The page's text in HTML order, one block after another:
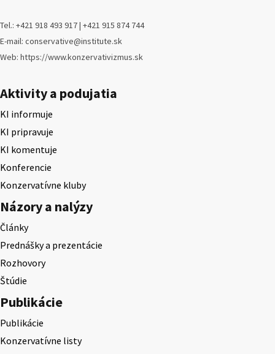
Tel.: +421 918 493 917 | +421 915 874 744
E-mail: conservative@institute.sk
Web: https://www.konzervativizmus.sk
Aktivity a podujatia
KI informuje
KI pripravuje
KI komentuje
Konferencie
Konzervatívne kluby
Názory a nalýzy
Články
Prednášky a prezentácie
Rozhovory
Štúdie
Publikácie
Publikácie
Konzervatívne listy